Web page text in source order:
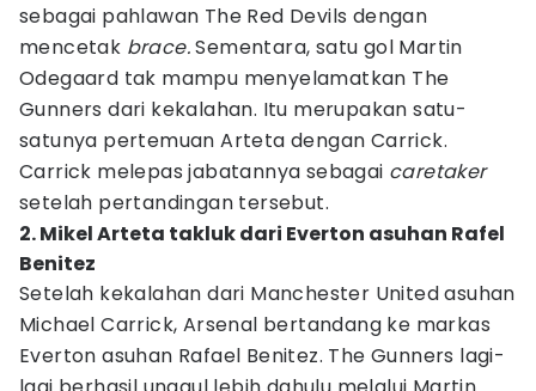
sebagai pahlawan The Red Devils dengan
mencetak brace.Sementara, satu gol Martin
Odegaard tak mampu menyelamatkan The
Gunners dari kekalahan. Itu merupakan satu-
satunya pertemuan Arteta dengan Carrick.
Carrick melepas jabatannya sebagai caretaker
setelah pertandingan tersebut.
2. Mikel Arteta takluk dari Everton asuhan Rafel
Benitez
Setelah kekalahan dari Manchester United asuhan
Michael Carrick, Arsenal bertandang ke markas
Everton asuhan Rafael Benitez. The Gunners lagi-